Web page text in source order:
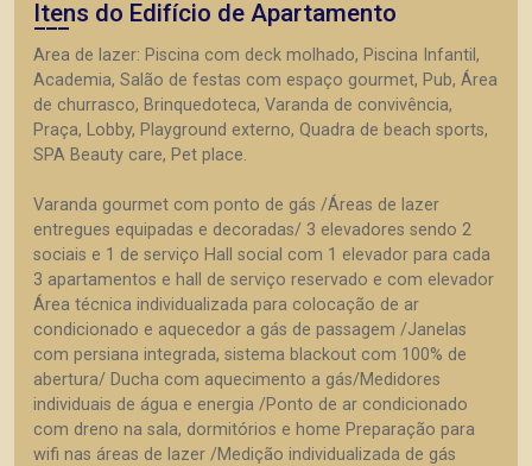
Itens do Edifício de Apartamento
Area de lazer: Piscina com deck molhado, Piscina Infantil,
Academia, Salão de festas com espaço gourmet, Pub, Área
de churrasco, Brinquedoteca, Varanda de convivência,
Praça, Lobby, Playground externo, Quadra de beach sports,
SPA Beauty care, Pet place.
Varanda gourmet com ponto de gás /Áreas de lazer
entregues equipadas e decoradas/ 3 elevadores sendo 2
sociais e 1 de serviço Hall social com 1 elevador para cada
3 apartamentos e hall de serviço reservado e com elevador
Área técnica individualizada para colocação de ar
condicionado e aquecedor a gás de passagem /Janelas
com persiana integrada, sistema blackout com 100% de
abertura/ Ducha com aquecimento a gás/Medidores
individuais de água e energia /Ponto de ar condicionado
com dreno na sala, dormitórios e home Preparação para
wifi nas áreas de lazer /Medição individualizada de gás